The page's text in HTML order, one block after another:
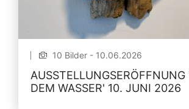
10 Bilder - 10.06.2026
AUSSTELLUNGSERÖFFNUNG
DEM WASSER' 10. JUNI 2026